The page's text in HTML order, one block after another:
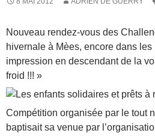
Nouveau rendez-vous des
hivernale à Mèes, encore dans
impression en descendant de la
froid !!! »
Compétition organisée par le tout
baptisait sa venue par